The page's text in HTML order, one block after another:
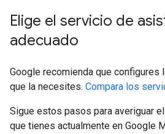
Elige el servicio de
adecuado
Google recomienda que configures
que la necesites. Compara los
Sigue estos pasos para averiguar
que tienes actualmente en Google